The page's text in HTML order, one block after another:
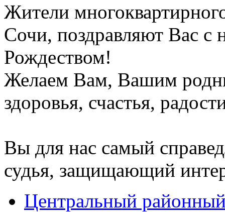
Жители
Сочи, поздравляют Вас
Рождеством!
Желаем Вам, Вашим
здоровья, счастья,
Вы для нас самый
судья, защищающий
Центральный